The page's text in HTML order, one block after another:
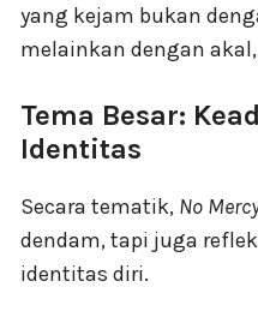
yang kejam bukan
melainkan dengan
Tema Besar:
Identitas
Secara tematik, No
dendam, tapi juga
identitas diri.